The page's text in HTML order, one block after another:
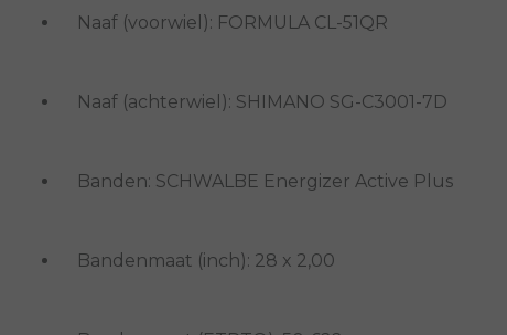
Naaf (voorwiel): FORMULA CL-51QR
Naaf (achterwiel): SHIMANO SG-C3001-7D
Banden: SCHWALBE Energizer Active Plus
Bandenmaat (inch): 28 x 2,00